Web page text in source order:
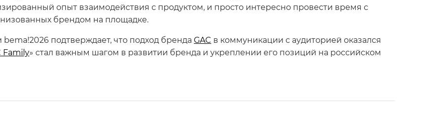
опыт взаимодействия с продуктом, и просто интересно провести время с
брендом на площадке.
подтверждает, что подход бренда GAC в коммуникации с аудиторией оказался
Family» стал важным шагом в развитии бренда и укреплении его позиций на российском